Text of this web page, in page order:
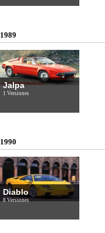
1989
Jalpa
1 Versiones
1990
Diablo
8 Versiones